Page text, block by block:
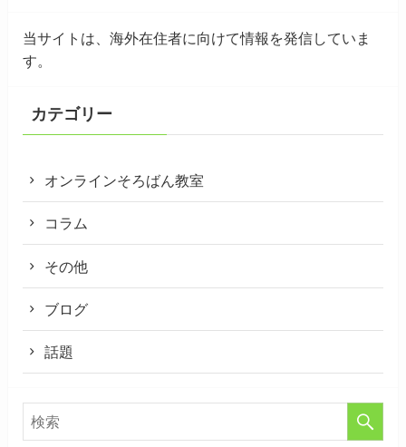
当サイトは、海外在住者に向けて情報を発信していま
す。
カテゴリー
オンラインそろばん教室
コラム
その他
ブログ
話題